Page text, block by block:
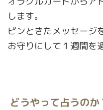
します。
ピンときたメッセージを
お守りにして１週間を
どうやって占うのか